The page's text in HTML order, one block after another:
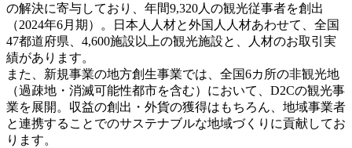
の解決に寄与しており、年間9,320人の観光従事者を創出
（2024年6月期）。日本人人材と外国人人材あわせて、全国
47都道府県、4,600施設以上の観光施設と、人材のお取引実
績があります。
また、新規事業の地方創生事業では、全国6カ所の非観光地
（過疎地・消滅可能性都市を含む）において、D2Cの観光事
業を展開。収益の創出・外貨の獲得はもちろん、地域事業者
と連携することでのサステナブルな地域づくりに貢献してお
ります。